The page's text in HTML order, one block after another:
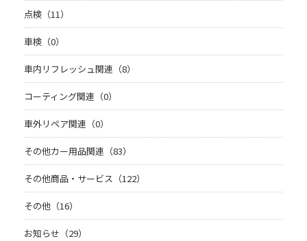
点検（11）
車検（0）
車内リフレッシュ関連（8）
コーティング関連（0）
車外リペア関連（0）
その他カー用品関連（83）
その他商品・サービス（122）
その他（16）
お知らせ（29）